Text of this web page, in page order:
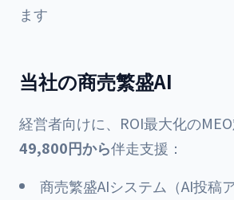
ます
当社の商売繁盛AI
経営者向けに、ROI最大化の
49,800円から伴走支援：
商売繁盛AIシステム（AI投稿